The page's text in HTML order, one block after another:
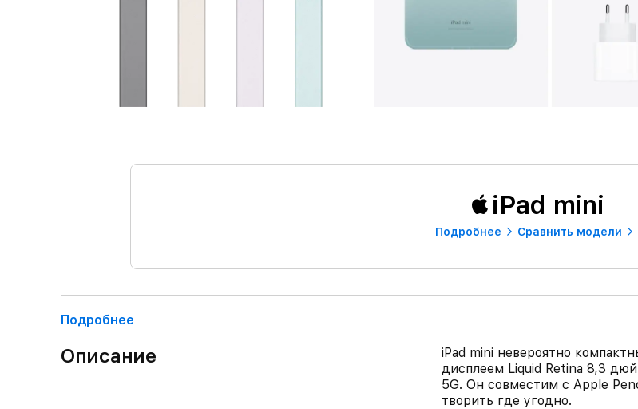
iPad mini
Подробнее Сравнить модели
Подробнее
Описание
iPad mini невероятно
дисплеем Liquid Retina 8,3
5G. Он совместим с Apple
творить где угодно.